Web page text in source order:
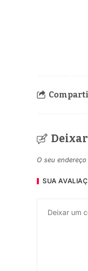
O seu
SUA